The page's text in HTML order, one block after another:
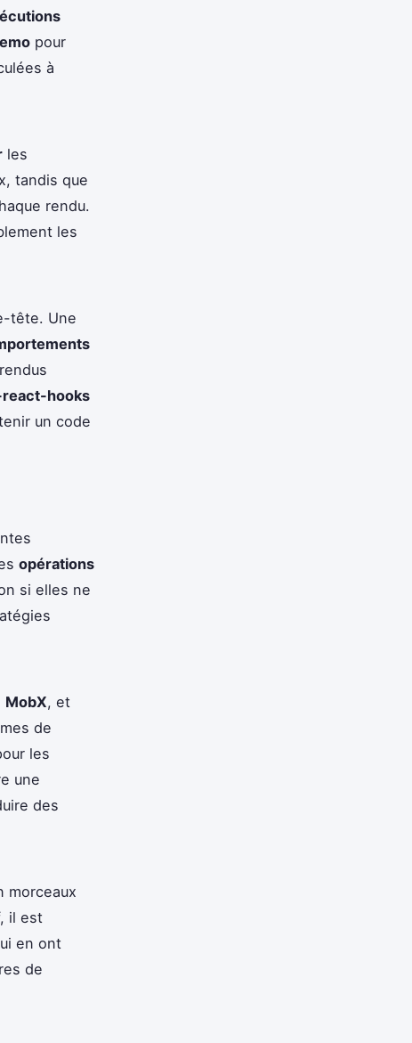
pour
à
les
tandis que
rendu.
les
tête. Une
hooks
un code
opérations
si elles ne
MobX, et
de
les
une
des
morceaux
il est
en ont
de